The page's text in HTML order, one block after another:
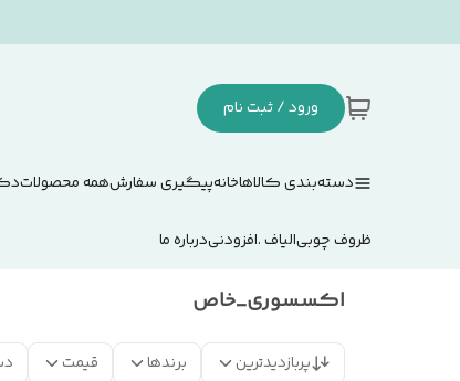
ورود / ثبت نام
دسته‌بندی کالاهاخانهپیگیری سفارشهمه محصولات
ظروف چوبیالیاف .افزودنیدرباره ما
اکسسوری_خاص
پربازدیدترین برندها قیمت